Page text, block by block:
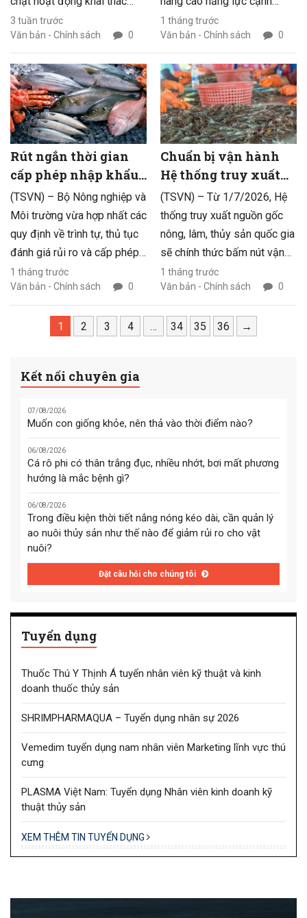
thủy sản bất hợp pháp, trong
đó mức phạt cao nhất lên tới
300 triệu đồng đối với các
hành vi tiếp tay cho tàu cá vi
phạm hoặc mua bán, vận
chuyển thủy sản có nguồn
gốc bất hợp pháp.
3 tuần trước
Văn bản - Chính sách
0
tranh, nhu cầu vốn cho sản
xuất, chế biến và xuất khẩu
ngày càng trở nên cấp thiết.
Việc khơi thông dòng tín
dụng được kỳ vọng sẽ tạo
thêm động lực để ngành
thủy sản đẩy mạnh đầu tư,
mở rộng thị trường và phát
triển bền vững.
1 tháng trước
Văn bản - Chính sách
0
Rút ngắn thời gian
cấp phép nhập khẩu
thủy sản sống
(TSVN) – Bộ Nông nghiệp và
Môi trường vừa hợp nhất các
quy định về trình tự, thủ tục
đánh giá rủi ro và cấp phép
nhập khẩu thủy sản sống,
đồng thời cập nhật nhiều nội
dung sửa đổi mới nhằm đơn
giản hóa thủ tục hành chính
sản sống nhập khẩu.
1 tháng trước
Văn bản - Chính sách
0
Chuẩn bị vận hành
Hệ thống truy xuất
nguồn gốc nông, lâm,
thủy sản
(TSVN) – Từ 1/7/2026, Hệ
thống truy xuất nguồn gốc
nông, lâm, thủy sản quốc gia
sẽ chính thức bấm nút vận
hành. Việc áp dụng công
nghệ số vào minh bạch
nguồn gốc chính là tấm vé
quyết định quyền lưu thông
1 tháng trước
Văn bản - Chính sách
0
1 2 3 4 … 34 35 36 →
Kết nối chuyên gia
07/08/2026
Muốn con giống khỏe, nên thả vào thời điểm nào?
06/08/2026
Cá rô phi có thân trắng đục, nhiều nhớt, bơi mất phương
hướng là mắc bệnh gì?
06/08/2026
Trong điều kiện thời tiết nắng nóng kéo dài, cần quản lý
ao nuôi thủy sản như thế nào để giảm rủi ro cho vật
nuôi?
Đặt câu hỏi cho chúng tôi
Tuyển dụng
Thuốc Thú Y Thịnh Á tuyển nhân viên kỹ thuật và kinh
doanh thuốc thủy sản
SHRIMPHARMAQUA – Tuyển dụng nhân sự 2026
Vemedim tuyển dụng nam nhân viên Marketing lĩnh vực thú
cưng
PLASMA Việt Nam: Tuyển dụng Nhân viên kinh doanh kỹ
thuật thủy sản
XEM THÊM TIN TUYỂN DỤNG